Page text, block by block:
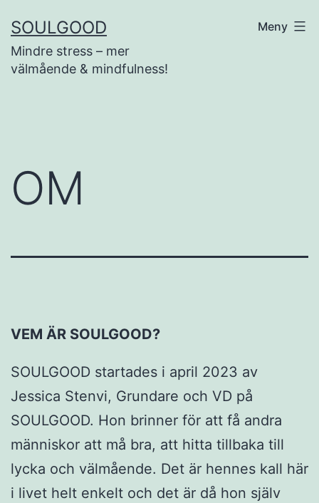
till
innehåll
SOULGOOD
Mindre stress – mer
välmående & mindfulness!
Meny
OM
VEM ÄR SOULGOOD?
SOULGOOD startades i april 2023 av
Jessica Stenvi, Grundare och VD på
SOULGOOD. Hon brinner för att få andra
människor att må bra, att hitta tillbaka till
lycka och välmående. Det är hennes kall här
i livet helt enkelt och det är då hon själv